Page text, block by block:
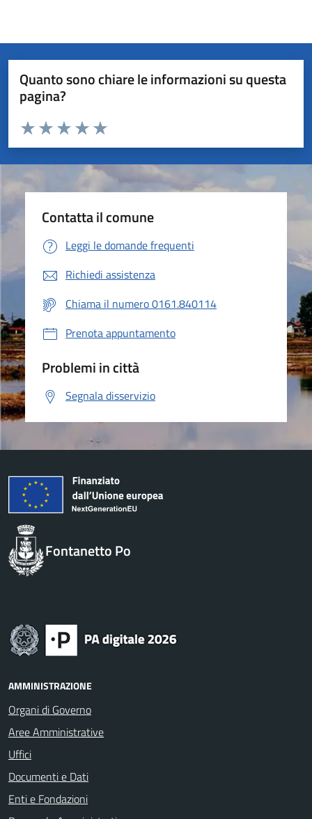
Quanto sono chiare le informazioni su questa
pagina?
Valuta da 1 a 5 stelle la pagina
Valuta 5 stelle su 5
Valuta 4 stelle su 5
Valuta 3 stelle su 5
Valuta 2 stelle su 5
Valuta 1 stelle su 5
Contatta il comune
Leggi le domande frequenti
Richiedi assistenza
Chiama il numero 0161.840114
Prenota appuntamento
Problemi in città
Segnala disservizio
Fontanetto Po
AMMINISTRAZIONE
Organi di Governo
Aree Amministrative
Uffici
Documenti e Dati
Enti e Fondazioni